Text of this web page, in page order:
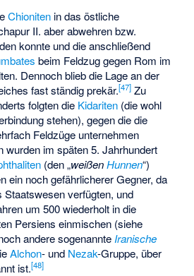
Chioniten in das östliche
II. aber abwehren bzw.
konnte und die anschließend
beim Feldzug gegen Rom im
Dennoch blieb die Lage an der
fast ständig prekär.[47] Zu
folgten die Kidariten (die wohl
stehen), gegen die die
Feldzüge unternehmen
wurden im späten 5. Jahrhundert
(den „weißenHunnen“)
ein noch gefährlicherer Gegner, da
Staatswesen verfügten, und
um 500 wiederholt in die
Persiens einmischen (siehe
andere sogenannte Iranische
Alchon- und Nezak-Gruppe, über
ist.[48]